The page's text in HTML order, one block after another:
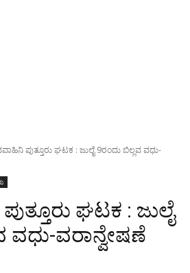
ಪುತ್ತೂರು ಘಟಕ : ಜುಲೈ 9ರಂದು ಬಿಲ್ಲವ ವಧು-
ಘಟಕ : ಜುಲೈ
ವಧು-ವರಾನ್ವೇಷಣೆ